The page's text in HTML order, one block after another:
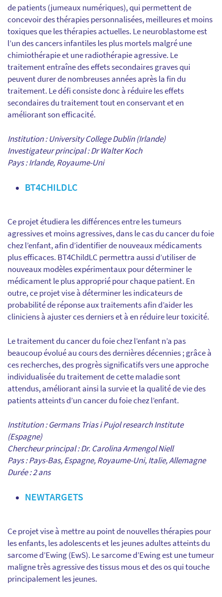
de patients (jumeaux numériques), qui permettent de
concevoir des thérapies personnalisées, meilleures et moins
toxiques que les thérapies actuelles. Le neuroblastome est
l’un des cancers infantiles les plus mortels malgré une
chimiothérapie et une radiothérapie agressive. Le
traitement entraîne des effets secondaires graves qui
peuvent durer de nombreuses années après la fin du
traitement. Le défi consiste donc à réduire les effets
secondaires du traitement tout en conservant et en
améliorant son efficacité.
Institution : University College Dublin (Irlande)
Investigateur principal : Dr Walter Koch
Pays : Irlande, Royaume-Uni
BT4CHILDLC
Ce projet étudiera les différences entre les tumeurs
agressives et moins agressives, dans le cas du cancer du foie
chez l’enfant, afin d’identifier de nouveaux médicaments
plus efficaces. BT4ChildLC permettra aussi d’utiliser de
nouveaux modèles expérimentaux pour déterminer le
médicament le plus approprié pour chaque patient. En
outre, ce projet vise à déterminer les indicateurs de
probabilité de réponse aux traitements afin d’aider les
cliniciens à ajuster ces derniers et à en réduire leur toxicité.
Le traitement du cancer du foie chez l’enfant n’a pas
beaucoup évolué au cours des dernières décennies ; grâce à
ces recherches, des progrès significatifs vers une approche
individualisée du traitement de cette maladie sont
attendus, améliorant ainsi la survie et la qualité de vie des
patients atteints d’un cancer du foie chez l’enfant.
Institution : Germans Trias i Pujol research Institute
(Espagne)
Chercheur principal : Dr. Carolina Armengol Niell
Pays : Pays-Bas, Espagne, Royaume-Uni, Italie, Allemagne
Durée : 2 ans
NEWTARGETS
Ce projet vise à mettre au point de nouvelles thérapies pour
les enfants, les adolescents et les jeunes adultes atteints du
sarcome d’Ewing (EwS). Le sarcome d’Ewing est une tumeur
maligne très agressive des tissus mous et des os qui touche
principalement les jeunes.